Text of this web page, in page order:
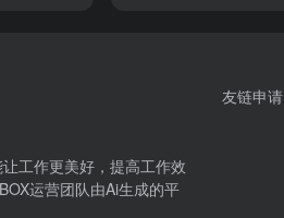
工作更美好，提高工作效
运营团队由Ai生成的平
友链申请